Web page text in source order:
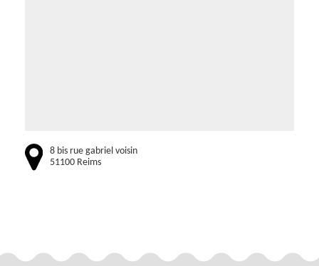
8 bis rue gabriel voisin
51100 Reims